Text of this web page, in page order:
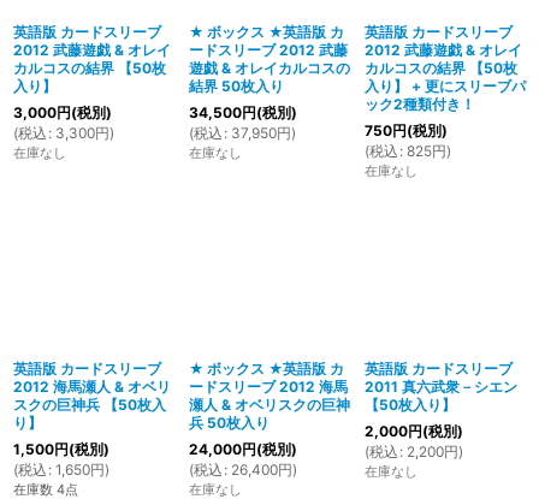
英語版 カードスリーブ
2012 武藤遊戯 & オレイ
カルコスの結界 【50枚
入り】
3,000円(税別)
(税込 : 3,300円)
在庫なし
★ ボックス ★英語版 カ
ードスリーブ 2012 武藤
遊戯 & オレイカルコスの
結界 50枚入り
34,500円(税別)
(税込 : 37,950円)
在庫なし
英語版 カードスリーブ
2012 武藤遊戯 & オレイ
カルコスの結界 【50枚
入り】 + 更にスリーブパ
ック2種類付き！
750円(税別)
(税込 : 825円)
在庫なし
英語版 カードスリーブ
2012 海馬瀬人 & オベリ
スクの巨神兵 【50枚入
り】
1,500円(税別)
(税込 : 1,650円)
在庫数 4点
★ ボックス ★英語版 カ
ードスリーブ 2012 海馬
瀬人 & オベリスクの巨神
兵 50枚入り
24,000円(税別)
(税込 : 26,400円)
在庫なし
英語版 カードスリーブ
2011 真六武衆－シエン
【50枚入り】
2,000円(税別)
(税込 : 2,200円)
在庫なし